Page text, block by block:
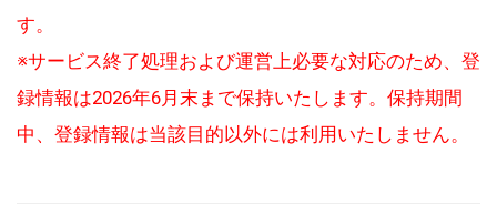
す。
※サービス終了処理および運営上必要な対応のため、登
録情報は2026年6月末まで保持いたします。保持期間
中、登録情報は当該目的以外には利用いたしません。